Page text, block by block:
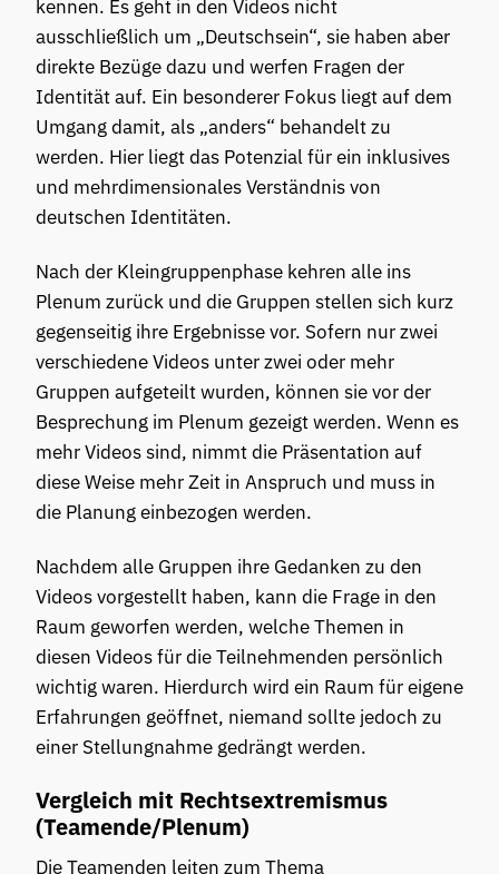
kennen. Es geht in den Videos nicht
ausschließlich um „Deutschsein“, sie haben aber
direkte Bezüge dazu und werfen Fragen der
Identität auf. Ein besonderer Fokus liegt auf dem
Umgang damit, als „anders“ behandelt zu
werden. Hier liegt das Potenzial für ein inklusives
und mehrdimensionales Verständnis von
deutschen Identitäten.
Nach der Kleingruppenphase kehren alle ins
Plenum zurück und die Gruppen stellen sich kurz
gegenseitig ihre Ergebnisse vor. Sofern nur zwei
verschiedene Videos unter zwei oder mehr
Gruppen aufgeteilt wurden, können sie vor der
Besprechung im Plenum gezeigt werden. Wenn es
mehr Videos sind, nimmt die Präsentation auf
diese Weise mehr Zeit in Anspruch und muss in
die Planung einbezogen werden.
Nachdem alle Gruppen ihre Gedanken zu den
Videos vorgestellt haben, kann die Frage in den
Raum geworfen werden, welche Themen in
diesen Videos für die Teilnehmenden persönlich
wichtig waren. Hierdurch wird ein Raum für eigene
Erfahrungen geöffnet, niemand sollte jedoch zu
einer Stellungnahme gedrängt werden.
Vergleich mit Rechtsextremismus
(Teamende/Plenum)
Die Teamenden leiten zum Thema